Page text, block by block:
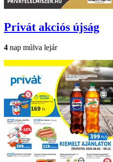
Privát akciós újság
4 nap múlva lejár